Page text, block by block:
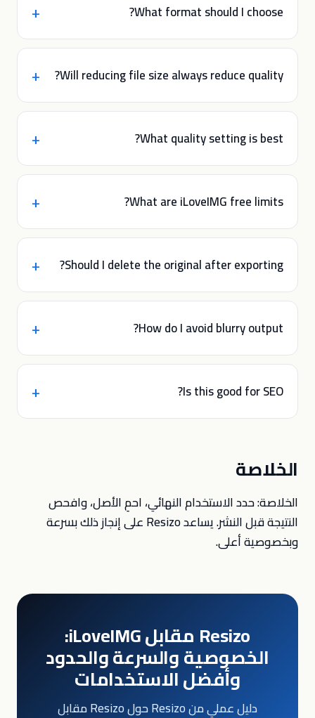
What format should I choose?
Will reducing file size always reduce quality?
What quality setting is best?
What are iLoveIMG free limits?
Should I delete the original after exporting?
How do I avoid blurry output?
Is this good for SEO?
الخلاصة
الخلاصة: حدد الاستخدام النهائي، احمِ الأصل، وافحص
النتيجة قبل النشر. يساعد Resizo على إنجاز ذلك بسرعة
وبخصوصية أعلى.
Resizo مقابل iLoveIMG:
الخصوصية والسرعة والحدود
وأفضل الاستخدامات
دليل عملي من Resizo حول Resizo مقابل